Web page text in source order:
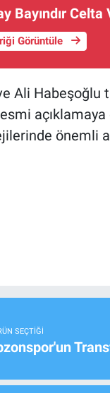
Bayındır Celta
Görüntüle
Ali Habeşoğlu
önemli
SEÇTIĞI